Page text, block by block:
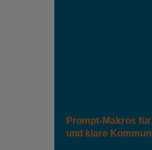
Prompt-Makros
und klare